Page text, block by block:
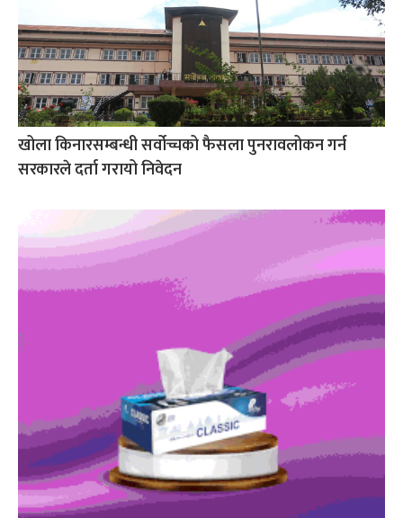
खोला किनारसम्बन्धी सर्वोच्चको फैसला पुनरावलोकन गर्न
सरकारले दर्ता गरायो निवेदन